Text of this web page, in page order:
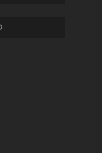
》